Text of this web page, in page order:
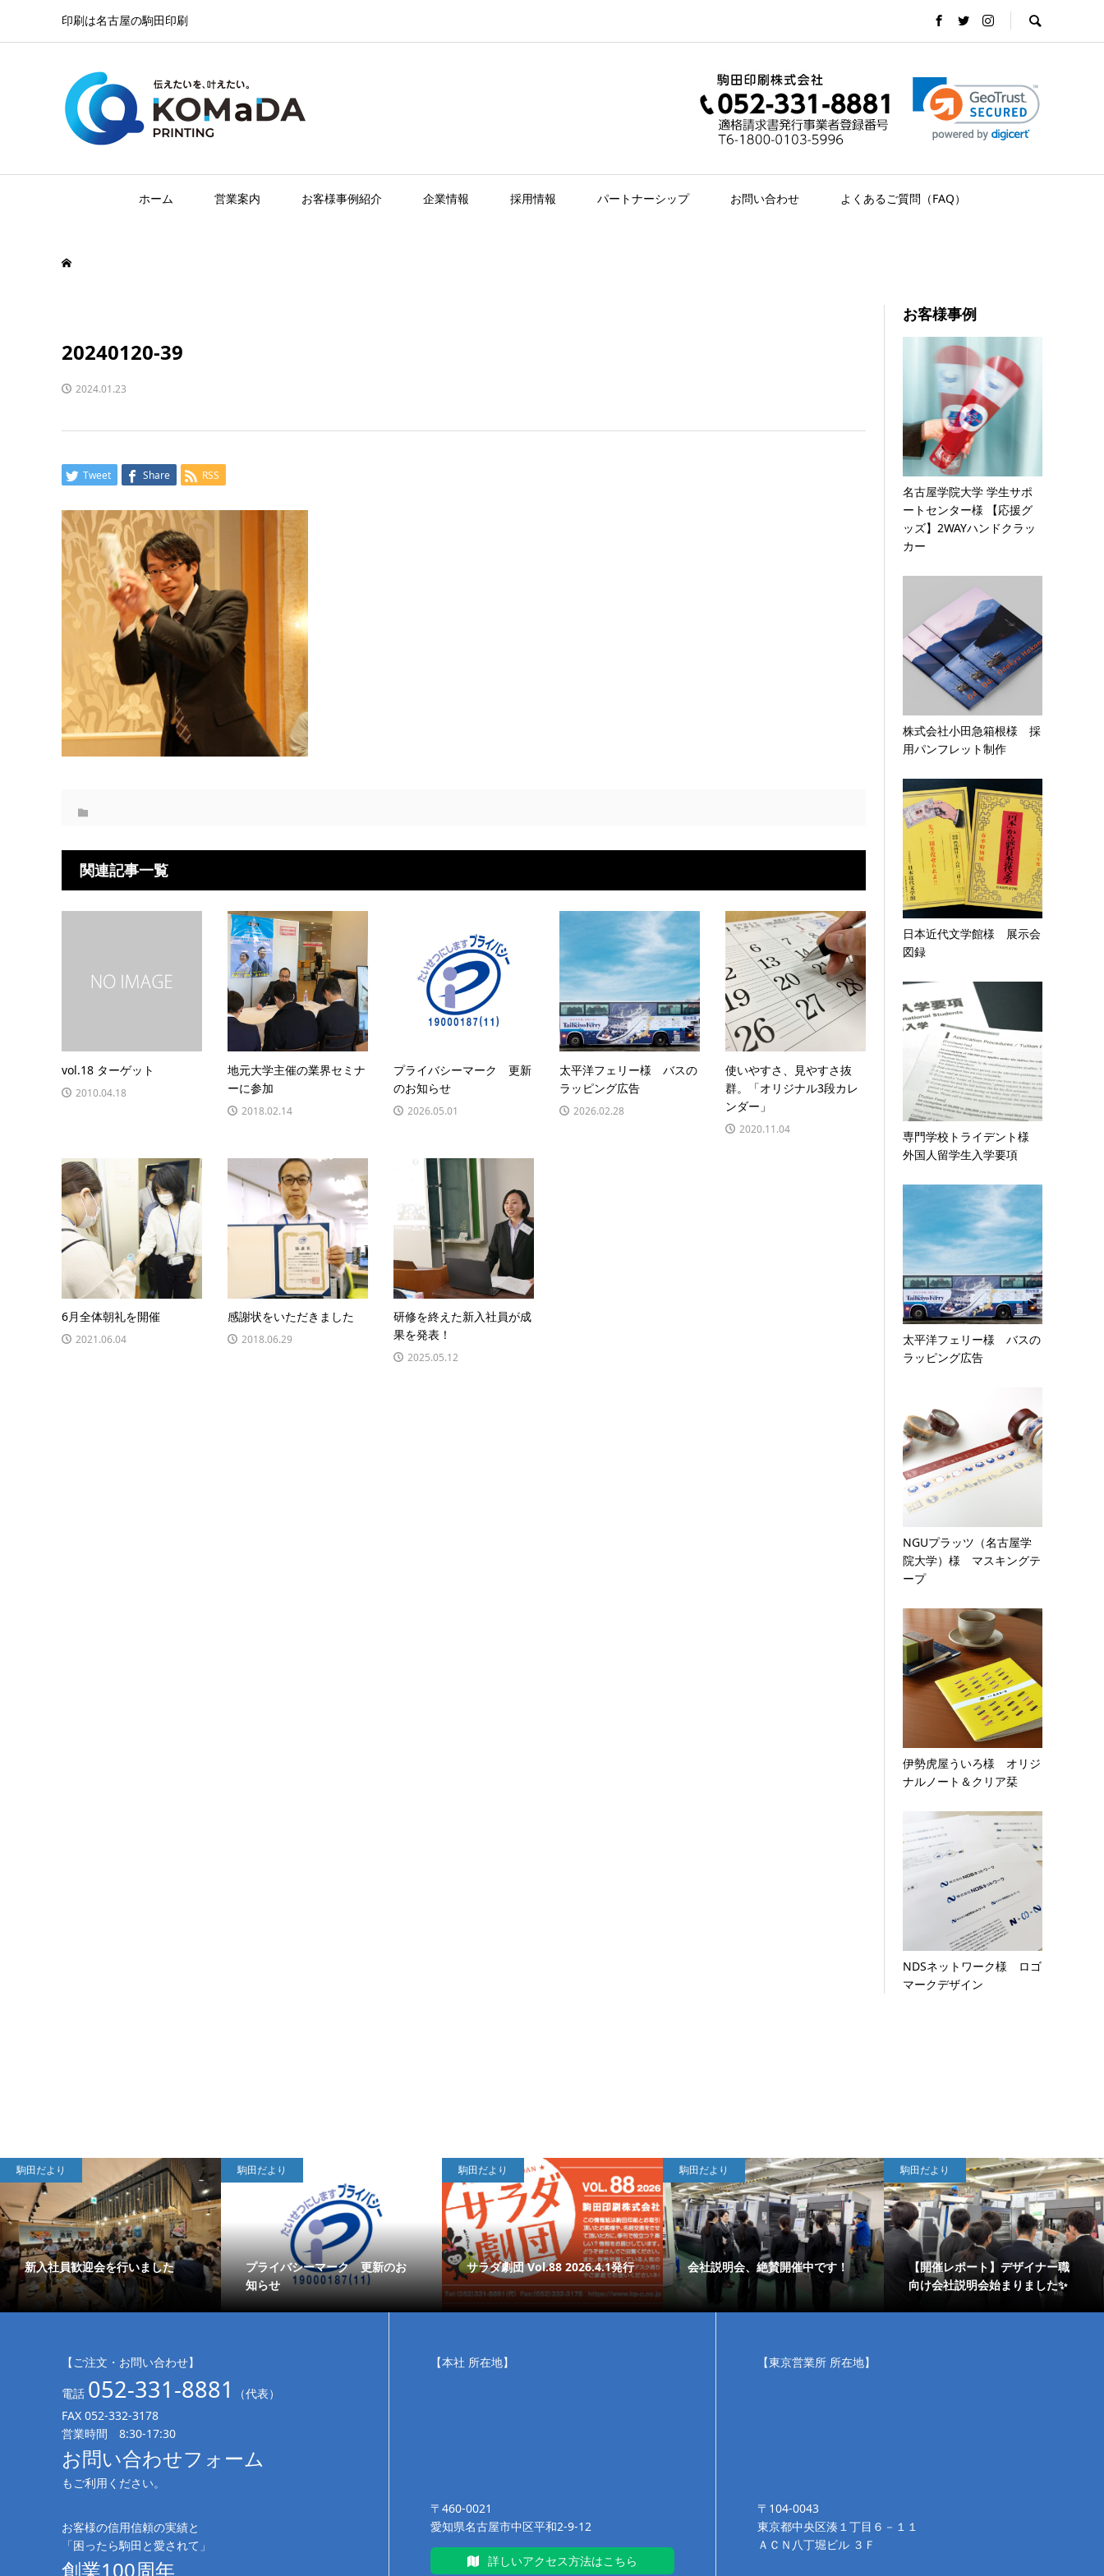
印刷は名古屋の駒田印刷
ホーム 営業案内 お客様事例紹介 企業情報 採用情報 パートナーシップ お問い合わせ よくあるご質問（FAQ）
20240120-39
2024.01.23
Tweet Share RSS
関連記事一覧
vol.18 ターゲット
2010.04.18
地元大学主催の業界セミナ
ーに参加
2018.02.14
プライバシーマーク 更新
のお知らせ
2026.05.01
太平洋フェリー様 バスの
ラッピング広告
2026.02.28
使いやすさ、見やすさ抜
群。「オリジナル3段カレ
ンダー」
2020.11.04
6月全体朝礼を開催
2021.06.04
感謝状をいただきました
2018.06.29
研修を終えた新入社員が成
果を発表！
2025.05.12
お客様事例
名古屋学院大学 学生サポ
ートセンター様 【応援グ
ッズ】2WAYハンドクラッ
カー
株式会社小田急箱根様 採
用パンフレット制作
日本近代文学館様 展示会
図録
専門学校トライデント様
外国人留学生入学要項
太平洋フェリー様 バスの
ラッピング広告
NGUプラッツ（名古屋学
院大学）様 マスキングテ
ープ
伊勢虎屋ういろ様 オリジ
ナルノート＆クリア栞
NDSネットワーク様 ロゴ
マークデザイン
駒田だより
新入社員歓迎会を行いました
駒田だより
プライバシーマーク 更新のお
知らせ
駒田だより
サラダ劇団 Vol.88 2026.4.1発行
駒田だより
会社説明会、絶賛開催中です！
駒田だより
【開催レポート】デザイナー職
向け会社説明会始まりました✨
【ご注文・お問い合わせ】
電話 052-331-8881
（代表）
FAX 052-332-3178
営業時間 8:30-17:30
お問い合わせフォーム
もご利用ください。
お客様の信用信頼の実績と
「困ったら駒田と愛されて」
創業100周年
【本社 所在地】
〒460-0021
愛知県名古屋市中区平和2-9-12
詳しいアクセス方法はこちら
【東京営業所 所在地】
〒104-0043
東京都中央区湊１丁目６－１１
ＡＣＮ八丁堀ビル ３Ｆ